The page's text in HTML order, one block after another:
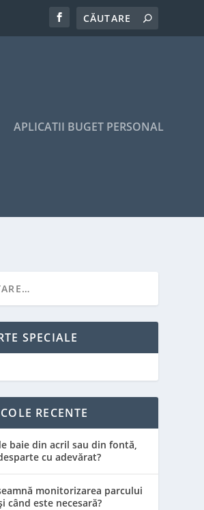
APLICATII BUGET PERSONAL
SPECIALE
RECENTE
baie din acril sau din fontă,
cu adevărat?
monitorizarea parcului
când este necesară?